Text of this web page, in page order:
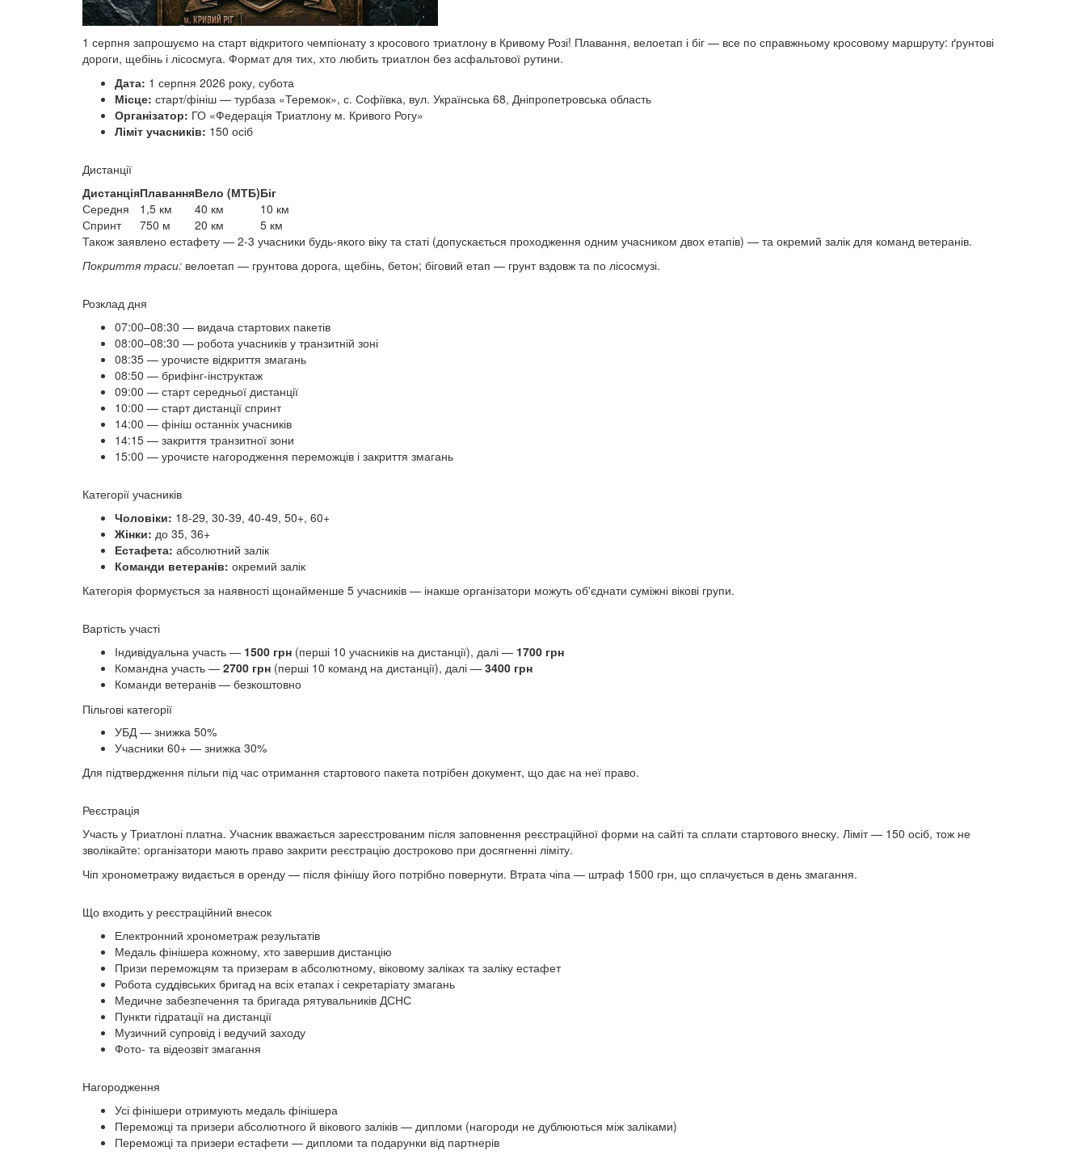
1 серпня запрошуємо на старт відкритого чемпіонату з кросового триатлону в Кривому Розі! Плавання, велоетап і біг — все по справжньому кросовому маршруту: ґрунтові
дороги, щебінь і лісосмуга. Формат для тих, хто любить триатлон без асфальтової рутини.
Дата: 1 серпня 2026 року, субота
Місце: старт/фініш — турбаза «Теремок», с. Софіївка, вул. Українська 68, Дніпропетровська область
Організатор: ГО «Федерація Триатлону м. Кривого Рогу»
Ліміт учасників: 150 осіб
Дистанції
ДистанціяПлаванняВело (МТБ)Біг
Середня
1,5 км 40 км
10 км
Спринт
750 м 20 км
5 км
Також заявлено естафету — 2-3 учасники будь-якого віку та статі (допускається проходження одним учасником двох етапів) — та окремий залік для команд ветеранів.
Покриття траси: велоетап — грунтова дорога, щебінь, бетон; біговий етап — грунт вздовж та по лісосмузі.
Розклад дня
07:00–08:30 — видача стартових пакетів
08:00–08:30 — робота учасників у транзитній зоні
08:35 — урочисте відкриття змагань
08:50 — брифінг-інструктаж
09:00 — старт середньої дистанції
10:00 — старт дистанції спринт
14:00 — фініш останніх учасників
14:15 — закриття транзитної зони
15:00 — урочисте нагородження переможців і закриття змагань
Категорії учасників
Чоловіки: 18-29, 30-39, 40-49, 50+, 60+
Жінки: до 35, 36+
Естафета: абсолютний залік
Команди ветеранів: окремий залік
Категорія формується за наявності щонайменше 5 учасників — інакше організатори можуть об'єднати суміжні вікові групи.
Вартість участі
Індивідуальна участь — 1500 грн (перші 10 учасників на дистанції), далі — 1700 грн
Командна участь — 2700 грн (перші 10 команд на дистанції), далі — 3400 грн
Команди ветеранів — безкоштовно
Пільгові категорії
УБД — знижка 50%
Учасники 60+ — знижка 30%
Для підтвердження пільги під час отримання стартового пакета потрібен документ, що дає на неї право.
Реєстрація
Участь у Триатлоні платна. Учасник вважається зареєстрованим після заповнення реєстраційної форми на сайті та сплати стартового внеску. Ліміт — 150 осіб, тож не
зволікайте: організатори мають право закрити реєстрацію достроково при досягненні ліміту.
Чіп хронометражу видається в оренду — після фінішу його потрібно повернути. Втрата чіпа — штраф 1500 грн, що сплачується в день змагання.
Що входить у реєстраційний внесок
Електронний хронометраж результатів
Медаль фінішера кожному, хто завершив дистанцію
Призи переможцям та призерам в абсолютному, віковому заліках та заліку естафет
Робота суддівських бригад на всіх етапах і секретаріату змагань
Медичне забезпечення та бригада рятувальників ДСНС
Пункти гідратації на дистанції
Музичний супровід і ведучий заходу
Фото- та відеозвіт змагання
Нагородження
Усі фінішери отримують медаль фінішера
Переможці та призери абсолютного й вікового заліків — дипломи (нагороди не дублюються між заліками)
Переможці та призери естафети — дипломи та подарунки від партнерів